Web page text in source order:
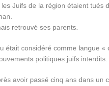
Juifs de la région étaient
retrouvé ses parents.
était considéré comme langue
politiques juifs interdits.
avoir passé cinq ans dans un